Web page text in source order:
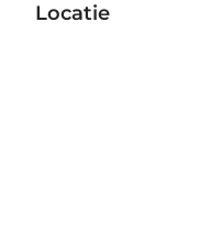
Locatie